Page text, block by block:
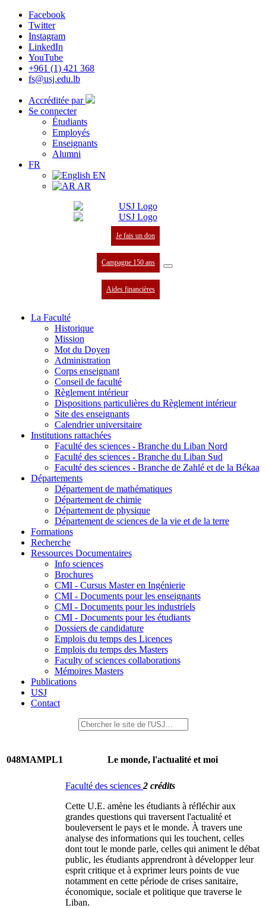
Facebook
Twitter
Instagram
LinkedIn
YouTube
+961 (1) 421 368
fs@usj.edu.lb
Accréditée par
Se connecter
Étudiants
Employés
Enseignants
Alumni
FR
EN
AR
Je fais un don
Campagne 150 ans
Aides financières
La Faculté
Historique
Mission
Mot du Doyen
Administration
Corps enseignant
Conseil de faculté
Règlement intérieur
Dispositions particulières du Règlement intérieur
Site des enseignants
Calendrier universitaire
Institutions rattachées
Faculté des sciences - Branche du Liban Nord
Faculté des sciences - Branche du Liban Sud
Faculté des sciences - Branche de Zahlé et de la Békaa
Départements
Département de mathématiques
Département de chimie
Département de physique
Département de sciences de la vie et de la terre
Formations
Recherche
Ressources Documentaires
Info sciences
Brochures
CMI - Cursus Master en Ingénierie
CMI - Documents pour les enseignants
CMI - Documents pour les industriels
CMI - Documents pour les étudiants
Dossiers de candidature
Emplois du temps des Licences
Emplois du temps des Masters
Faculty of sciences collaborations
Mémoires Masters
Publications
USJ
Contact
048MAMPL1 Le monde, l'actualité et moi
Faculté des sciences 2 crédits
Cette U.E. amène les étudiants à réfléchir aux
grandes questions qui traversent l'actualité et
bouleversent le pays et le monde. À travers une
analyse des informations qui les touchent, celles
dont tout le monde parle, celles qui animent le débat
public, les étudiants apprendront à développer leur
esprit critique et à exprimer leurs points de vue
notamment en cette période de crises sanitaire,
économique, sociale et politique que traverse le
Liban.